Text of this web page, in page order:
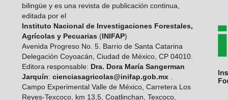
bilingüe y es una revista de publicación continua,
editada por el
Instituto Nacional de Investigaciones Forestales,
Agrícolas y Pecuarias (INIFAP)
Avenida Progreso No. 5. Barrio de Santa Catarina
Delegación Coyoacán, Ciudad de México, CP 04010.
Editora responsable: Dra. Dora María Sangerman
Jarquín: cienciasagricolas@inifap.gob.mx.
Campo Experimental Valle de México, Carretera Los
Reyes-Texcoco, km 13,5, Coatlinchan, Texcoco,